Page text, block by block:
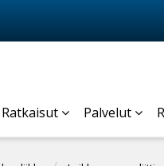
Ratkaisut Palvelut